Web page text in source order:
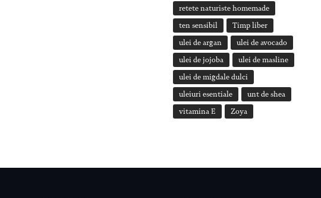
retete naturiste homemade
ten sensibil Timp liber
ulei de argan ulei de avocado
ulei de jojoba ulei de masline
ulei de migdale dulci
uleiuri esentiale unt de shea
vitamina E Zoya